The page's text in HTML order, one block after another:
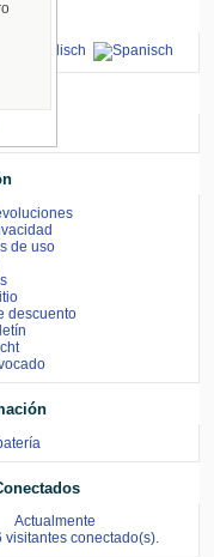
de uso
descuento
Actualmente
visitantes conectado(s).